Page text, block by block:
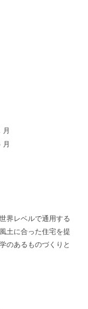
界レベルで通用する
土に合った住宅を提
のあるものづくりと